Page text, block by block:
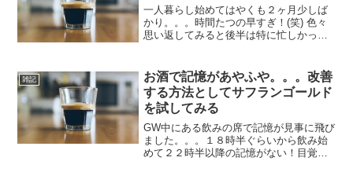
一人暮らし始めてはやくも２ヶ月少しば
かり。。。時間たつの早すぎ！(笑) 色々
思い返してみると後半は特に忙しかった
た。。。いまやこれがないと色々支障が
でますので。。。...
雑記
お酒で記憶があやふや。。。改善
する方法としてサフランゴールド
を試してみる
GW中にある飲みの席で記憶が見事に飛び
ました。。。１８時半ぐらいから飲み始
めて２２時半以降の記憶がない！目覚め